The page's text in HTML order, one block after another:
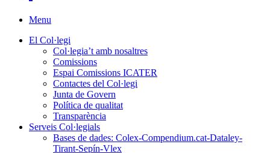
Menu
El Col·legi
Col·legia’t amb nosaltres
Comissions
Espai Comissions ICATER
Contactes del Col·legi
Junta de Govern
Política de qualitat
Transparència
Serveis Col·legials
Bases de dades: Colex-Compendium.cat-Dataley-
Tirant-Sepín-Vlex